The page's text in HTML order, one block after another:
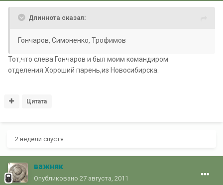
Длиннота сказал:
Гончаров, Симоненко, Трофимов
Тот,что слева Гончаров и был моим командиром
отделения.Хороший парень,из Новосибирска.
Цитата
2 недели спустя...
важняк
Опубликовано 27 августа, 2011